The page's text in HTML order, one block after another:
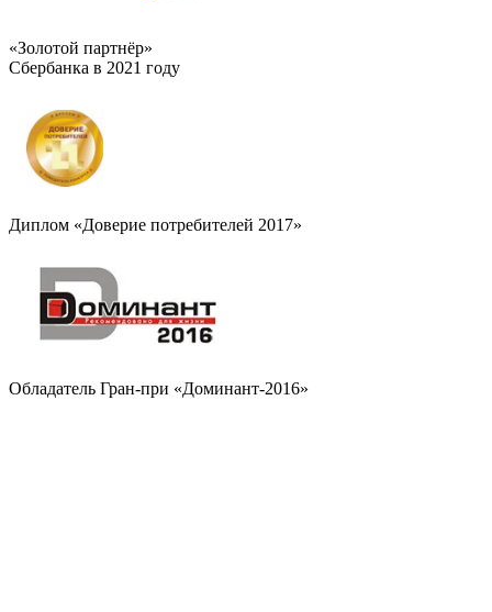
«Золотой партнёр»
Сбербанка в 2021 году
Диплом «Доверие потребителей 2017»
Обладатель Гран-при «Доминант-2016»